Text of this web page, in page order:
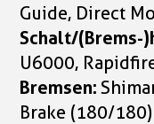
Guide, Direct
Schalt/(Brems-
U6000,
Bremsen:
Brake (180/180)